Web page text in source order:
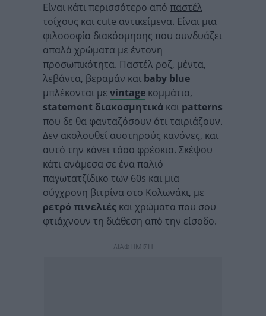
Είναι κάτι περισσότερο από παστέλ
τοίχους και cute αντικείμενα. Είναι μια
φιλοσοφία διακόσμησης που συνδυάζει
απαλά χρώματα με έντονη
προσωπικότητα. Παστέλ ροζ, μέντα,
λεβάντα, βεραμάν και baby blue
μπλέκονται με vintage κομμάτια,
statement διακοσμητικά και patterns
που δε θα φανταζόσουν ότι ταιριάζουν.
Δεν ακολουθεί αυστηρούς κανόνες, και
αυτό την κάνει τόσο φρέσκια. Σκέψου
κάτι ανάμεσα σε ένα παλιό
παγωτατζίδικο των 60s και μια
σύγχρονη βιτρίνα στο Κολωνάκι, με
ρετρό πινελιές και χρώματα που σου
φτιάχνουν τη διάθεση από την είσοδο.
ΔΙΑΦΗΜΙΣΗ